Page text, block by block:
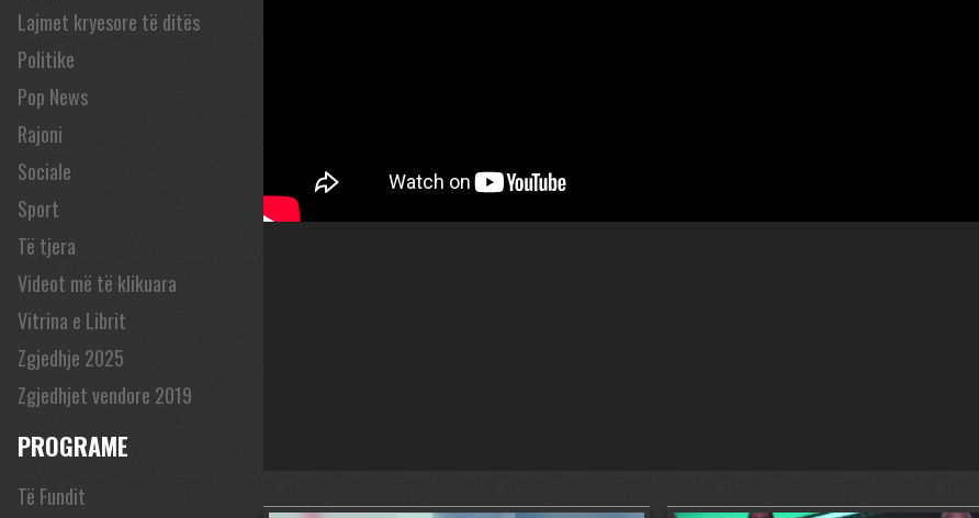
Lajmet kryesore të ditës
Politike
Pop News
Rajoni
Sociale
Sport
Të tjera
Videot më të klikuara
Vitrina e Librit
Zgjedhje 2025
Zgjedhjet vendore 2019
PROGRAME
Të Fundit